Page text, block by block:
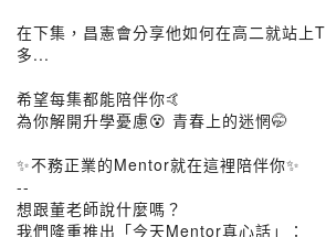
在下集，昌憲會分享他如何在高二就站上
多...
希望每集都能陪伴你🤙
為你解開升學憂慮😵 青春上的迷惘🤭
✨不務正業的Mentor就在這裡陪伴你✨
--
想跟董老師說什麼嗎？
我們隆重推出「今天Mentor真心話」：